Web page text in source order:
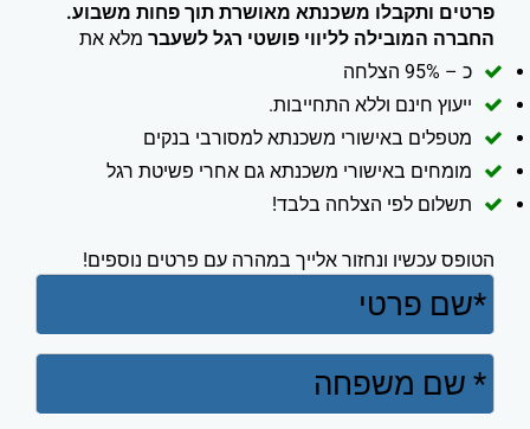
פרטים ותקבלו משכנתא מאושרת תוך פחות משבוע.
החברה המובילה לליווי פושטי רגל לשעבר
כ – 95% הצלחה
ייעוץ חינם וללא התחייבות.
מטפלים באישורי משכנתא למסורבי בנקים
מומחים באישורי משכנתא גם אחרי פשיטת רגל
תשלום לפי הצלחה בלבד!
מלא את
הטופס עכשיו ונחזור אלייך במהרה עם פרטים נוספים!